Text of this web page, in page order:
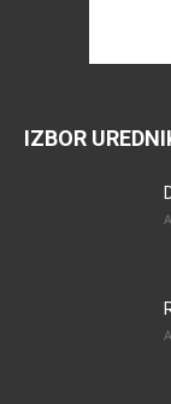
IZBOR